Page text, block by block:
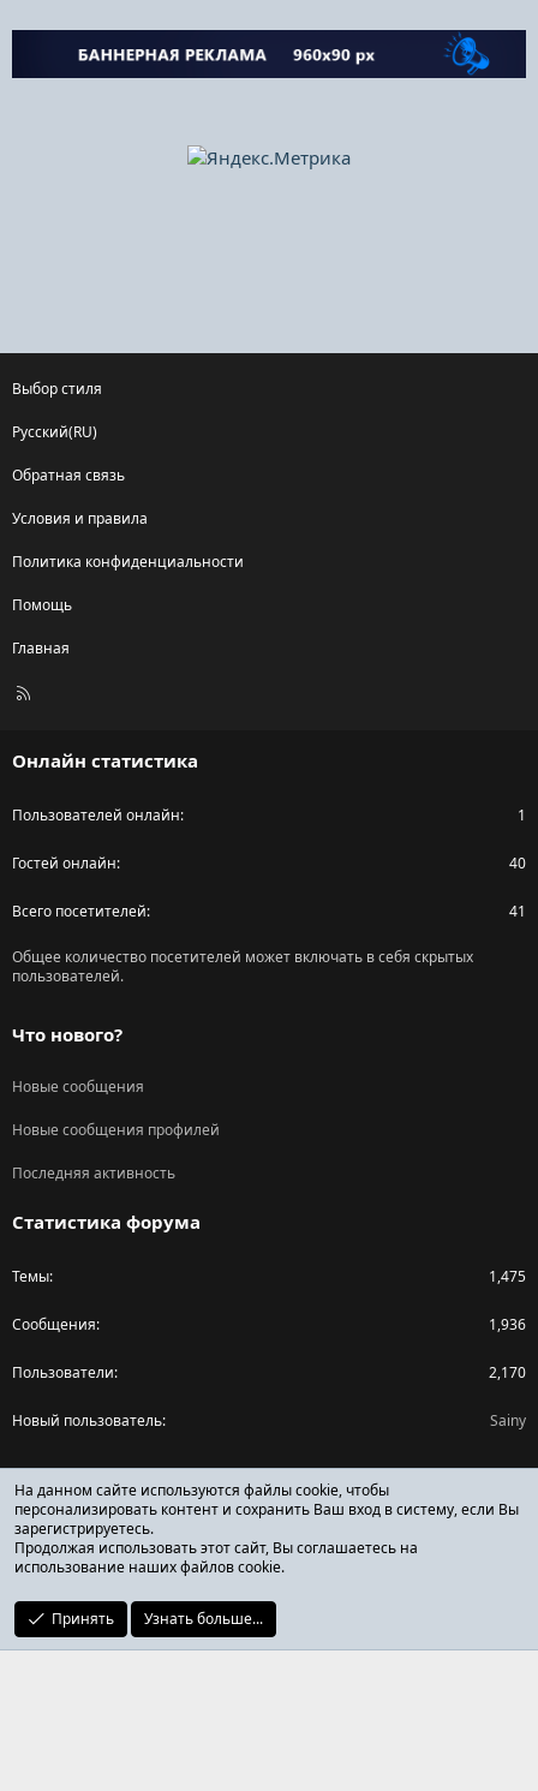
Выбор стиля
Русский(RU)
Обратная связь
Условия и правила
Политика конфиденциальности
Помощь
Главная
R
Онлайн статистика
Пользователей онлайн 1
Гостей онлайн 40
Всего посетителей 41
Общее количество посетителей может включать в себя скрытых
пользователей.
Что нового?
Новые сообщения
Новые сообщения профилей
Последняя активность
Статистика форума
Темы 1,475
Сообщения 1,936
Пользователи 2,170
Новый пользователь Sainy
Поделиться страницей
Facebook
X (Twitter)
Reddit
ОТЗЫВЫ ОНЛАЙН ФОРУМ
На данном сайте используются файлы cookie, чтобы
персонализировать контент и сохранить Ваш вход в систему, если Вы
зарегистрируетесь.
Продолжая использовать этот сайт, Вы соглашаетесь на
использование наших файлов cookie.
Принять Узнать больше...